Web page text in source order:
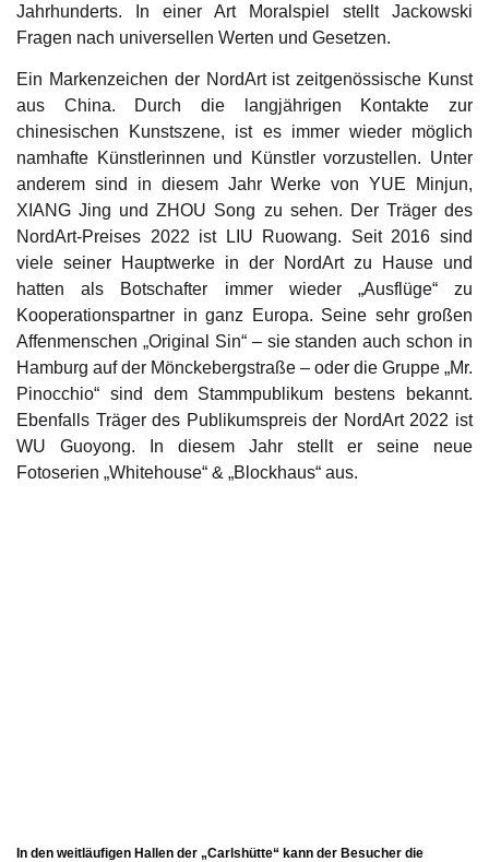
Jahrhunderts. In einer Art Moralspiel stellt Jackowski
Fragen nach universellen Werten und Gesetzen.
Ein Markenzeichen der NordArt ist zeitgenössische Kunst
aus China. Durch die langjährigen Kontakte zur
chinesischen Kunstszene, ist es immer wieder möglich
namhafte Künstlerinnen und Künstler vorzustellen. Unter
anderem sind in diesem Jahr Werke von YUE Minjun,
XIANG Jing und ZHOU Song zu sehen. Der Träger des
NordArt-Preises 2022 ist LIU Ruowang. Seit 2016 sind
viele seiner Hauptwerke in der NordArt zu Hause und
hatten als Botschafter immer wieder „Ausflüge“ zu
Kooperationspartner in ganz Europa. Seine sehr großen
Affenmenschen „Original Sin“ – sie standen auch schon in
Hamburg auf der Mönckebergstraße – oder die Gruppe „Mr.
Pinocchio“ sind dem Stammpublikum bestens bekannt.
Ebenfalls Träger des Publikumspreis der NordArt 2022 ist
WU Guoyong. In diesem Jahr stellt er seine neue
Fotoserien „Whitehouse“ & „Blockhaus“ aus.
In den weitläufigen Hallen der „Carlshütte“ kann der Besucher die